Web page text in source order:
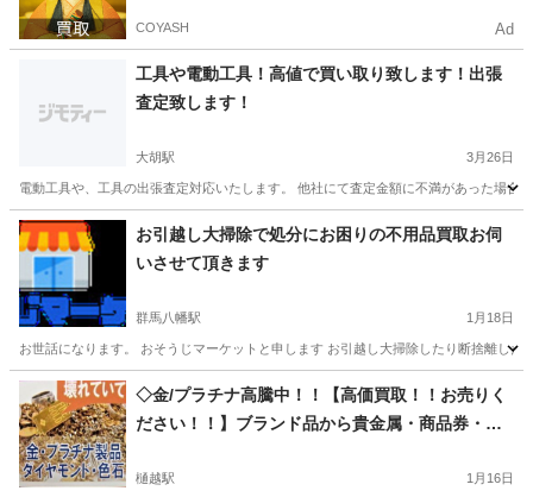
COYASH Ad
工具や電動工具！高値で買い取り致します！出張
査定致します！
大胡駅 3月26日
電動工具や、工具の出張査定対応いたします。 他社にて査定金額に不満があった場
群馬 前橋市 大胡駅 リサイクルショップ 無料
お引越し大掃除で処分にお困りの不用品買取お伺
いさせて頂きます
群馬八幡駅 1月18日
お世話になります。 おそうじマーケットと申します お引越し大掃除したり断捨離し
群馬 高崎市 群馬八幡駅 リサイクルショップ 買取
◇金/プラチナ高騰中！！【高価買取！！お売りく
ださい！！】ブランド品から貴金属・商品券・切
樋越駅 1月16日